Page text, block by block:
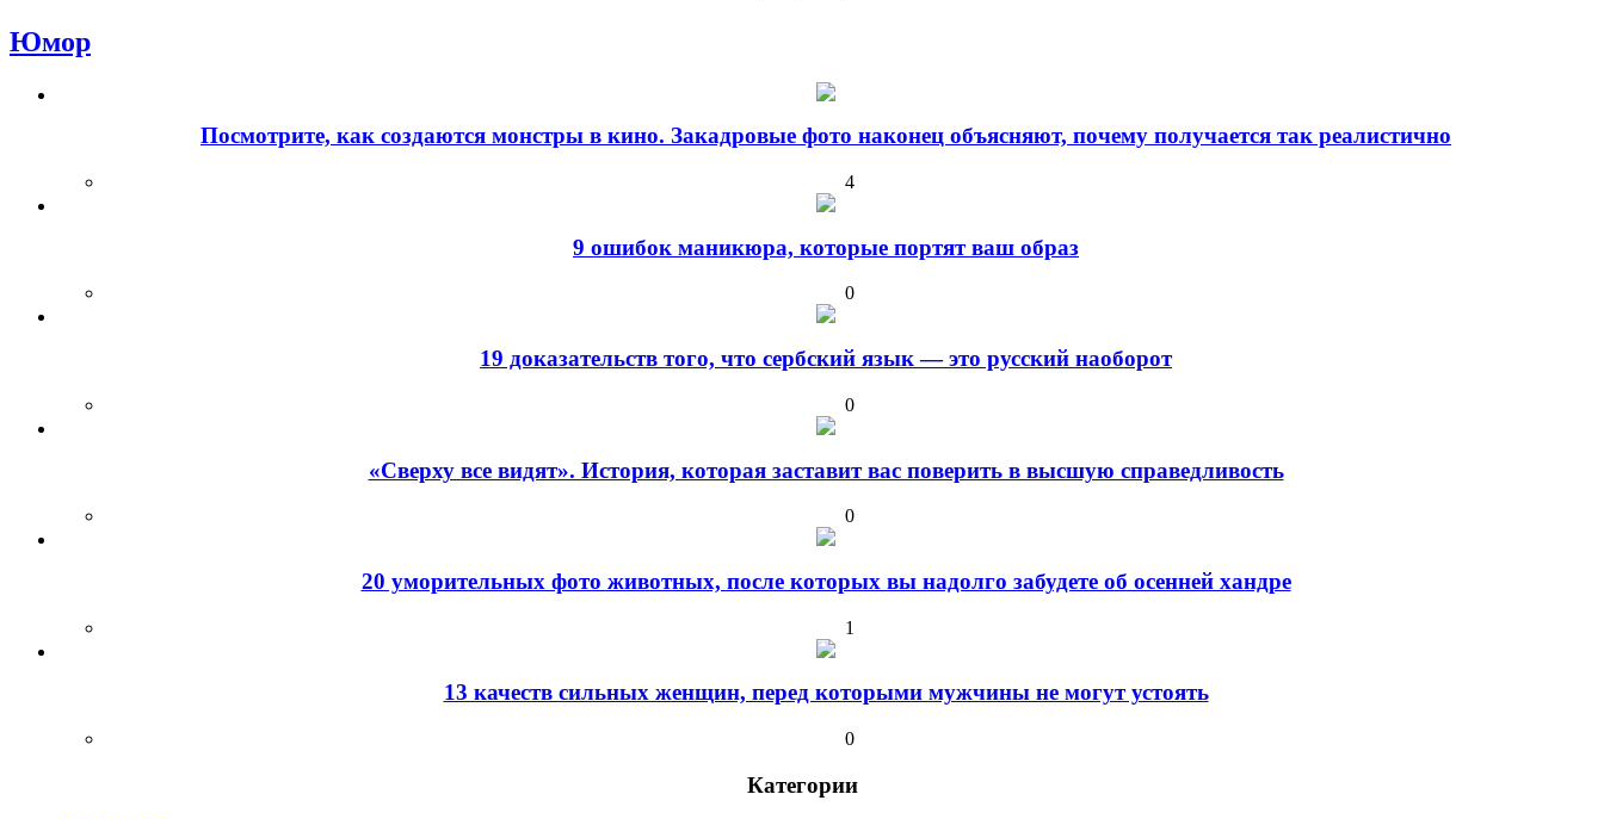
Юмор
Посмотрите, как создаются монстры в кино. Закадровые фото наконец объясняют, почему получается так реалистично
4
9 ошибок маникюра, которые портят ваш образ
0
19 доказательств того, что сербский язык — это русский наоборот
0
«Сверху все видят». История, которая заставит вас поверить в высшую справедливость
0
20 уморительных фото животных, после которых вы надолго забудете об осенней хандре
1
13 качеств сильных женщин, перед которыми мужчины не могут устоять
0
Категории